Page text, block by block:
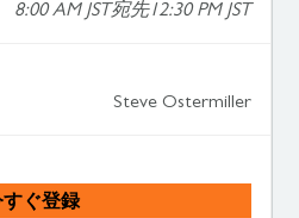
8:00 AM JST宛先12:30 PM JST
Steve Ostermiller
ぐ登録